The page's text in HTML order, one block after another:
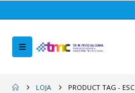
LOJA PRODUCT TAG - ESC